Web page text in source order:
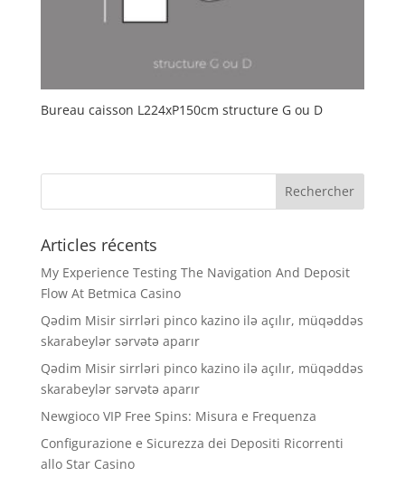
Bureau caisson L224xP150cm structure G ou D
Articles récents
My Experience Testing The Navigation And Deposit
Flow At Betmica Casino
Qədim Misir sirrləri pinco kazino ilə açılır, müqəddəs
skarabeylər sərvətə aparır
Qədim Misir sirrləri pinco kazino ilə açılır, müqəddəs
skarabeylər sərvətə aparır
Newgioco VIP Free Spins: Misura e Frequenza
Configurazione e Sicurezza dei Depositi Ricorrenti
allo Star Casino